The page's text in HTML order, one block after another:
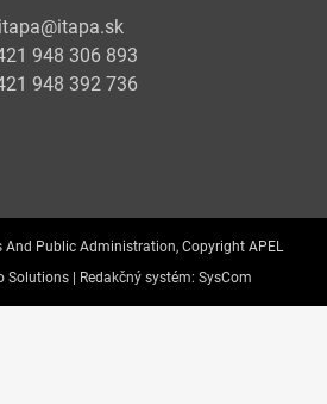
itapa@itapa.sk
948 306 893
948 392 736
And Public Administration, Copyright APEL
Solutions | Redakčný systém: SysCom